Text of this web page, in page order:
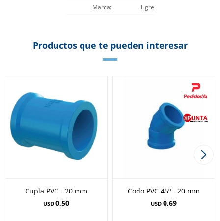
Marca Tigre
Productos que te pueden interesar
Cupla PVC - 20 mm
USD 0,50
Codo PVC 45º - 20 mm
USD 0,69